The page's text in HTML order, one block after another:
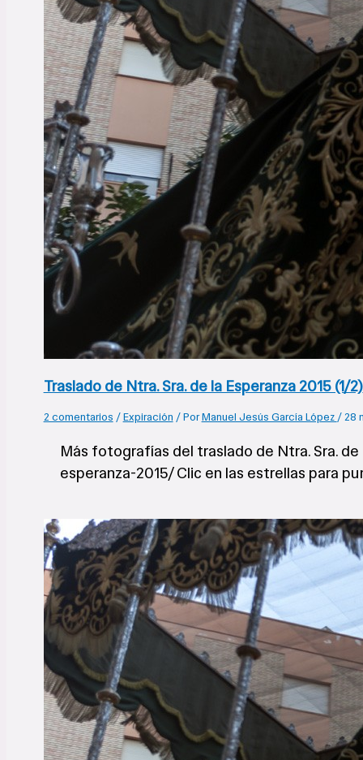
Traslado de Ntra. Sra. de la Esperanza 2015 (1/2)
2 comentarios /Expiración / PorManuel Jesús García López /28
Más fotografías del traslado de Ntra. Sra.
esperanza-2015/ Clic en las estrellas para